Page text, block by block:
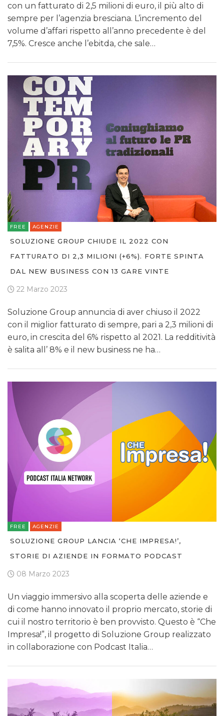
con un fatturato di 2,5 milioni di euro, il più alto di
sempre per l’agenzia bresciana. L’incremento del
volume d’affari rispetto all’anno precedente è del
7,5%. Cresce anche l’ebitda, che sale…
FREE AGENZIE
SOLUZIONE GROUP CHIUDE IL 2022 CON
FATTURATO DI 2,3 MILIONI (+6%). FORTE SPINTA
DAL NEW BUSINESS CON 13 GARE VINTE
22 Marzo 2023
Soluzione Group annuncia di aver chiuso il 2022
con il miglior fatturato di sempre, pari a 2,3 milioni di
euro, in crescita del 6% rispetto al 2021. La redditività
è salita all’ 8% e il new business ne ha…
FREE AGENZIE
SOLUZIONE GROUP LANCIA ‘CHE IMPRESA!’,
STORIE DI AZIENDE IN FORMATO PODCAST
08 Marzo 2023
Un viaggio immersivo alla scoperta delle aziende e
di come hanno innovato il proprio mercato, storie di
cui il nostro territorio è ben provvisto. Questo è “Che
Impresa!”, il progetto di Soluzione Group realizzato
in collaborazione con Podcast Italia…